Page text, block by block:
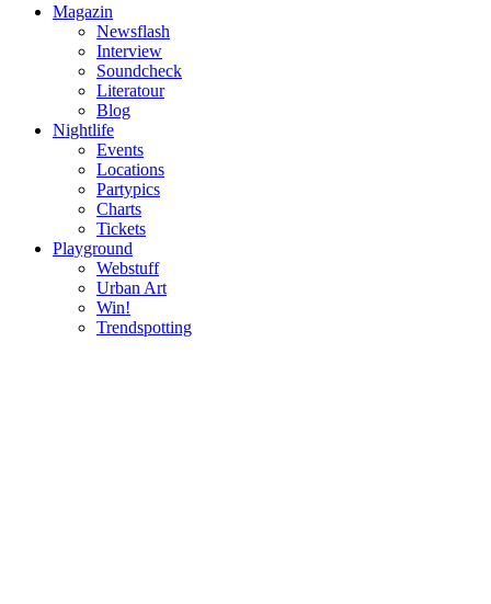
Magazin
Newsflash
Interview
Soundcheck
Literatour
Blog
Nightlife
Events
Locations
Partypics
Charts
Tickets
Playground
Webstuff
Urban Art
Win!
Trendspotting